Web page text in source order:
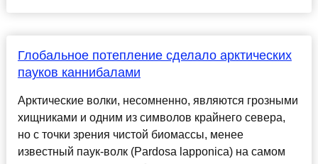
Глобальное потепление сделало арктических
пауков каннибалами
Арктические волки, несомненно, являются грозными
хищниками и одним из символов крайнего севера,
но с точки зрения чистой биомассы, менее
известный паук-волк (Pardosa lapponica) на самом